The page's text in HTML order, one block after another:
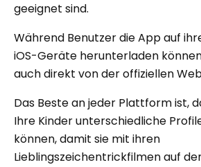
geeignet sind.
Während Benutzer die App auf
iOS-Geräte herunterladen
auch direkt von der offiziellen
Das Beste an jeder Plattform ist,
Ihre Kinder unterschiedliche
können, damit sie mit ihren
Lieblingszeichentrickfilmen auf